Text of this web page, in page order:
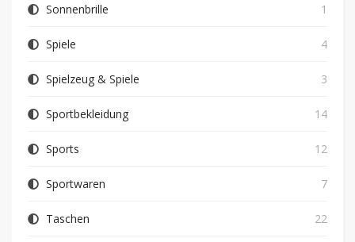
Sonnenbrille 1
Spiele 4
Spielzeug & Spiele 3
Sportbekleidung 14
Sports 12
Sportwaren 7
Taschen 22